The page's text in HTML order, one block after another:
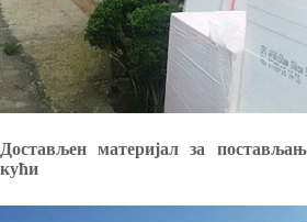
Достављен материјал за
кући